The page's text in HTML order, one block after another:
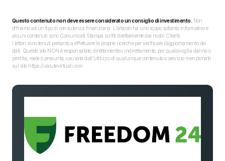
Questo contenuto non deve essere considerato un consiglio di investimento. Non
offriamo alcun tipo di consulenza finanziaria. L’articolo ha uno scopo soltanto informativo e
alcuni contenuti sono Comunicati Stampa scritti direttamente dai nostri Clienti.
I lettori sono tenuti pertanto a effettuare le proprie ricerche per verificare l’aggiornamento dei
dati. Questo sito NON è responsabile, direttamente o indirettamente, per qualsivoglia danno o
perdita, reale o presunta, causata dall'utilizzo di qualunque contenuto o servizio menzionato
sul sito https://valutevirtuali.com.